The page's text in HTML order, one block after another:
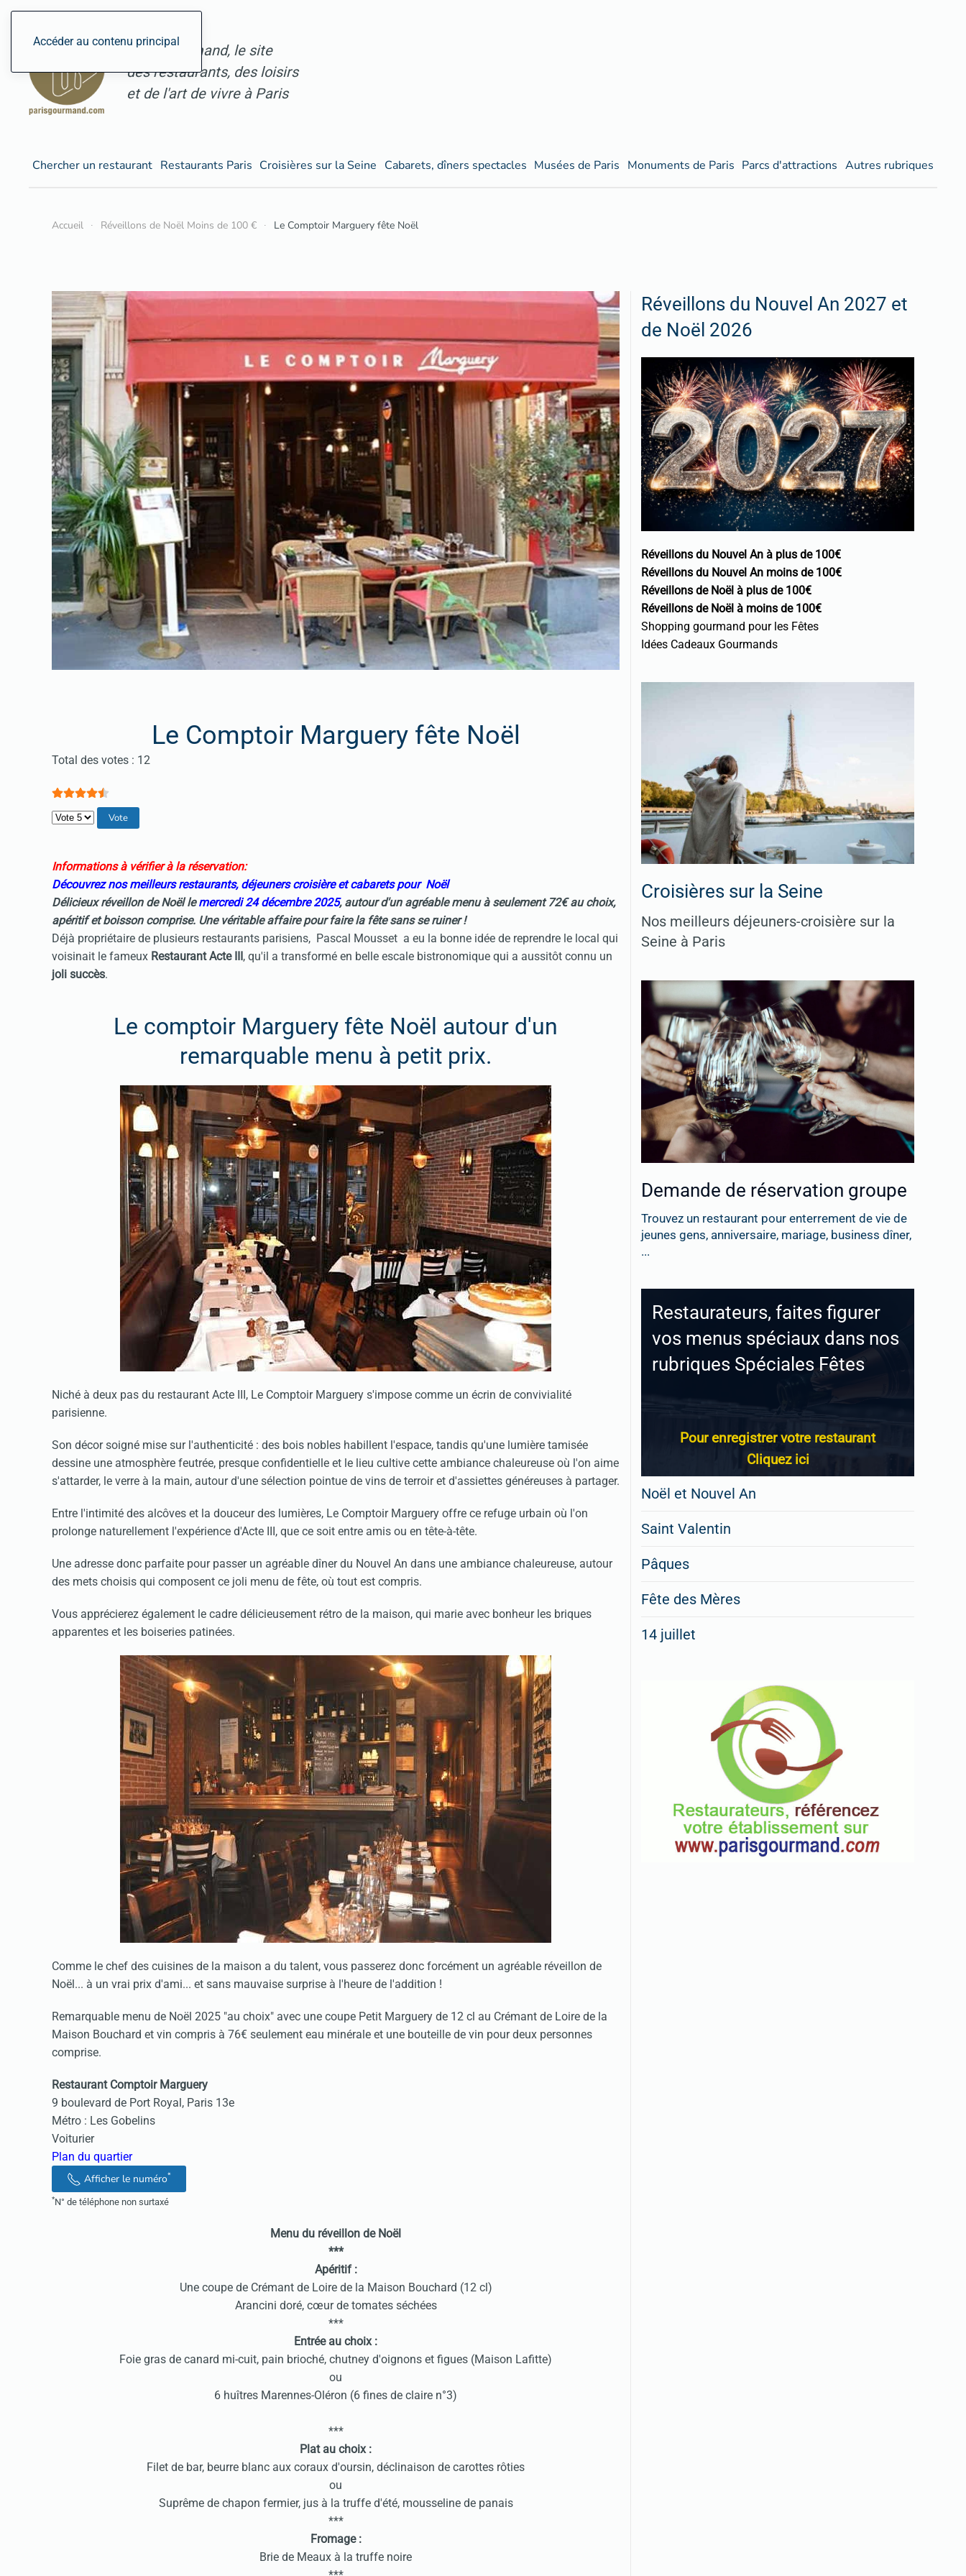
Accéder au contenu principal
ParisGourmand, le site
des restaurants, des loisirs
et de l'art de vivre à Paris
Chercher un restaurant Restaurants Paris Croisières sur la Seine Cabarets, dîners spectacles Musées de Paris Monuments de Paris Parcs d'attractions Autres rubriques
Accueil Réveillons de Noël Moins de 100 € Le Comptoir Marguery fête Noël
Le Comptoir Marguery fête Noël
Vote utilisateur:4.5/
Total des votes : 12
Veuillez voter
Informations à vérifier à la réservation:
Découvrez nos meilleurs restaurants, déjeuners croisière et cabarets pour Noël
Délicieux réveillon de Noël lemercredi 24 décembre 2025, autour d'un agréable menu à seulement 72€ au choix,
apéritif et boisson comprise. Une véritable affaire pour faire la fête sans se ruiner !
Déjà propriétaire de plusieurs restaurants parisiens, Pascal Mousset a eu la bonne idée de reprendre le local qui
voisinait le fameux Restaurant Acte III, qu'il a transformé en belle escale bistronomique qui a aussitôt connu un
joli succès.
Le comptoir Marguery fête Noël autour d'un
remarquable menu à petit prix.
Niché à deux pas du restaurant Acte III, Le Comptoir Marguery s'impose comme un écrin de convivialité
parisienne.
Son décor soigné mise sur l'authenticité : des bois nobles habillent l'espace, tandis qu'une lumière tamisée
dessine une atmosphère feutrée, presque confidentielle et le lieu cultive cette ambiance chaleureuse où l'on aime
s'attarder, le verre à la main, autour d'une sélection pointue de vins de terroir et d'assiettes généreuses à partager.
Entre l'intimité des alcôves et la douceur des lumières, Le Comptoir Marguery offre ce refuge urbain où l'on
prolonge naturellement l'expérience d'Acte III, que ce soit entre amis ou en tête-à-tête.
Une adresse donc parfaite pour passer un agréable dîner du Nouvel An dans une ambiance chaleureuse, autour
des mets choisis qui composent ce joli menu de fête, où tout est compris.
Vous apprécierez également le cadre délicieusement rétro de la maison, qui marie avec bonheur les briques
apparentes et les boiseries patinées.
Comme le chef des cuisines de la maison a du talent, vous passerez donc forcément un agréable réveillon de
Noël... à un vrai prix d'ami... et sans mauvaise surprise à l'heure de l'addition !
Remarquable menu de Noël 2025 "au choix" avec une coupe Petit Marguery de 12 cl au Crémant de Loire de la
Maison Bouchard et vin compris à 76€ seulement eau minérale et une bouteille de vin pour deux personnes
comprise.
Restaurant Comptoir Marguery
9 boulevard de Port Royal, Paris 13e
Métro : Les Gobelins
Voiturier
Plan du quartier
Afficher le numéro*
*N° de téléphone non surtaxé
Menu du réveillon de Noël
***
Apéritif :
Une coupe de Crémant de Loire de la Maison Bouchard (12 cl)
Arancini doré, cœur de tomates séchées
***
Entrée au choix :
Foie gras de canard mi-cuit, pain brioché, chutney d'oignons et figues (Maison Lafitte)
ou
6 huîtres Marennes-Oléron (6 fines de claire n°3)
***
Plat au choix :
Filet de bar, beurre blanc aux coraux d'oursin, déclinaison de carottes rôties
ou
Suprême de chapon fermier, jus à la truffe d'été, mousseline de panais
***
Fromage :
Brie de Meaux à la truffe noire
Réveillons du Nouvel An 2027 et
de Noël 2026
Réveillons du Nouvel An à plus de 100€
Réveillons du Nouvel An moins de 100€
Réveillons de Noël à plus de 100€
Réveillons de Noël à moins de 100€
Shopping gourmand pour les Fêtes
Idées Cadeaux Gourmands
Croisières sur la Seine
Nos meilleurs déjeuners-croisière sur la
Seine à Paris
Demande de réservation groupe
Trouvez un restaurant pour enterrement de vie de
jeunes gens, anniversaire, mariage, business dîner,
...
Restaurateurs, faites figurer
vos menus spéciaux dans nos
rubriques Spéciales Fêtes
Pour enregistrer votre restaurant
Cliquez ici
Noël et Nouvel An
Saint Valentin
Pâques
Fête des Mères
14 juillet